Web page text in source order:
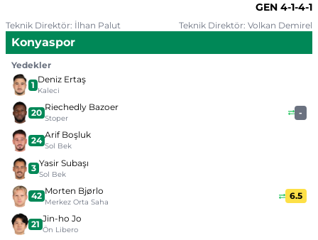
GEN 4-1-4-1
Teknik Direktör: İlhan Palut Teknik Direktör: Volkan Demirel
Konyaspor
Yedekler
1 Deniz Ertaş
Kaleci
20 Riechedly Bazoer
Stoper
-
24 Arif Boşluk
Sol Bek
3 Yasir Subaşı
Sol Bek
42 Morten Bjørlo
Merkez Orta Saha
6.5
21 Jin-ho Jo
Ön Libero